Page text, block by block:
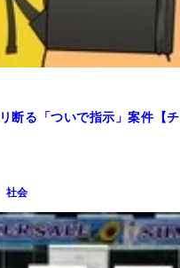
断る「ついで指示」案件【チ
社会